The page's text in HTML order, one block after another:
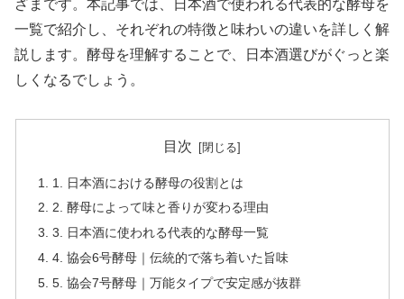
ざまです。本記事では、日本酒で使われる代表的な酵母を
一覧で紹介し、それぞれの特徴と味わいの違いを詳しく解
説します。酵母を理解することで、日本酒選びがぐっと楽
しくなるでしょう。
目次
1. 日本酒における酵母の役割とは
2. 酵母によって味と香りが変わる理由
3. 日本酒に使われる代表的な酵母一覧
4. 協会6号酵母｜伝統的で落ち着いた旨味
5. 協会7号酵母｜万能タイプで安定感が抜群